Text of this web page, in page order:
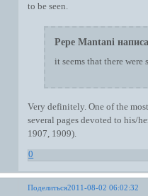
to be seen.
Pepe Mantani
it seems that there were
Very definitely. One of the
several pages devoted to his/
1907, 1909).
0
Поделиться2011-08-02 06:02:32